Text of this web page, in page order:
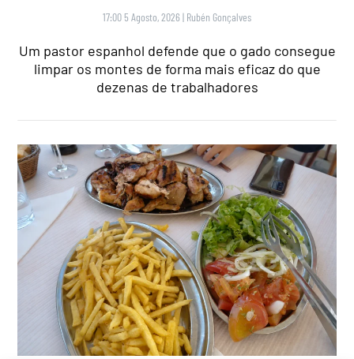
17:00 5 Agosto, 2026 | Rubén Gonçalves
Um pastor espanhol defende que o gado consegue
limpar os montes de forma mais eficaz do que
dezenas de trabalhadores